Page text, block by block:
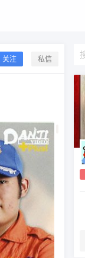
关注 私信